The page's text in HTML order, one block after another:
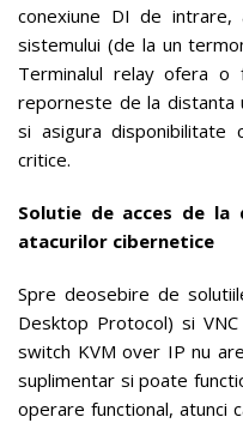
conexiune DI de
sistemului (de la un
Terminalul relay ofera o
reporneste de la distanta
si asigura disponibilitate
critice.
Solutie de acces de
atacurilor cibernetice
Spre deosebire de
Desktop Protocol) si
switch KVM over IP nu
suplimentar si poate
operare functional, atunci